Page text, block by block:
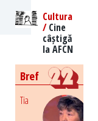
Cultura
/Cine
câștigă
la AFCN
Bref
Tia